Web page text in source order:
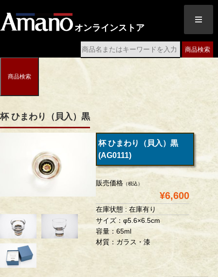
商品検索
オンラインストア
商品検索
杯 ひまわり（貝入）黒
杯 ひまわり（貝入）黒
(AG0111)
販売価格（税込）
¥6,600
在庫状態 : 在庫有り
サイズ：φ5.6×6.5cm
容量：65ml
材質：ガラス・漆